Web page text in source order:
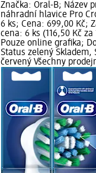
Značka: Oral-B; Název
náhradní hlavice Pro
6 ks; Cena: 699,00 Kč;
cena: 6 ks (116,50 Kč za
Pouze online grafika;
Status zelený Skladem,
červený Všechny